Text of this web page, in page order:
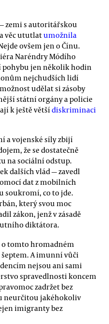
zemi s autoritářskou
věc ututlatumožnila
ovšem jen o Čínu.
Naréndry Módího
pohybu jen několik hodin
nejchudších lidí
udělat si zásoby
státní orgány a policie
k ještě většídiskriminaci
a vojenské síly zbijí
že se dostatečně
na sociální odstup.
dalších vlád — zavedl
dat z mobilních
soukromí, co to jde.
který svou moc
zákon, jenž v zásadě
diktátora.
tomto hromadném
A imunní vůči
nejsou ani sami
spravedlnosti koncem
zadržet bez
neurčitou jakéhokoliv
imigranty bez